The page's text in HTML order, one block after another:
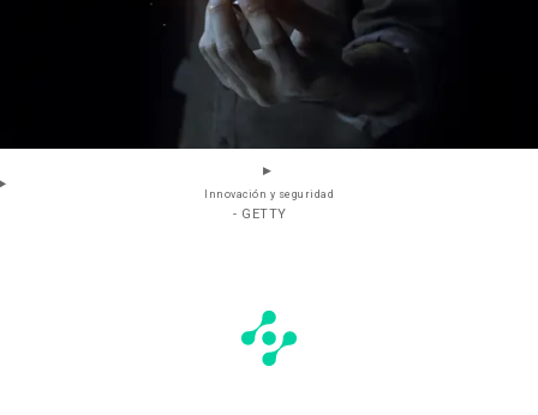
Innovación y seguridad
- GETTY